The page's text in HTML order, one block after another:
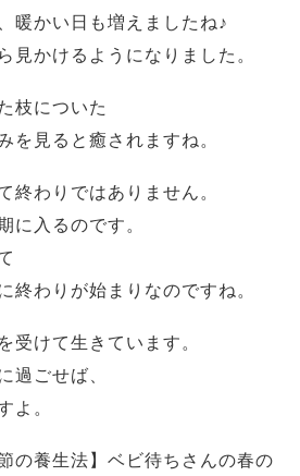
暖かい日も増えましたね♪
見かけるようになりました。
枝についた
を見ると癒されますね。
終わりではありません。
に入るのです。
終わりが始まりなのですね。
受けて生きています。
過ごせば、
よ。
の養生法】ベビ待ちさんの春の